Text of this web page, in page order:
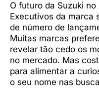
O futuro da Suzuki
Executivos da marca
de número de
Muitas marcas
revelar tão cedo os
no mercado. Mas
para alimentar a
o seu nome nas